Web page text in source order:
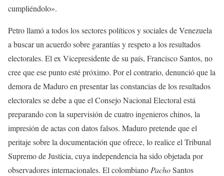
cumpliéndolo».
Petro llamó a todos los sectores políticos y sociales de Venezuela
a buscar un acuerdo sobre garantías y respeto a los resultados
electorales. El ex Vicepresidente de su país, Francisco Santos, no
cree que ese punto esté próximo. Por el contrario, denunció que la
demora de Maduro en presentar las constancias de los resultados
electorales se debe a que el Consejo Nacional Electoral está
preparando con la supervisión de cuatro ingenieros chinos, la
impresión de actas con datos falsos. Maduro pretende que el
peritaje sobre la documentación que ofrece, lo realice el Tribunal
Supremo de Justicia, cuya independencia ha sido objetada por
observadores internacionales. El colombianoPachoSantos